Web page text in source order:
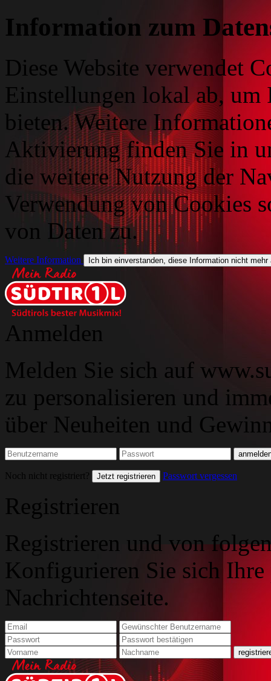
Information zum
Diese Website verwendet
Einstellungen lokal ab, um
bieten. Weitere
Aktivierung finden Sie in
die weitere Nutzung der
Verwendung von Cookies
von Daten zu.
Weitere Information Ich bin einverstanden, diese Information nicht mehr
Anmelden
Melden Sie sich auf
zu personalisieren und
über Neuheiten und
Noch nicht registriert? Jetzt registrieren Passwort vergessen
Registrieren
Registrieren und von
Konfigurieren Sie sich
Nachrichtenseite.